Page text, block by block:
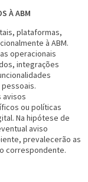
À ABM
plataformas,
à ABM.
operacionais
integrações
avisos
ou políticas
Na hipótese de
aviso
prevalecerão as
correspondente.